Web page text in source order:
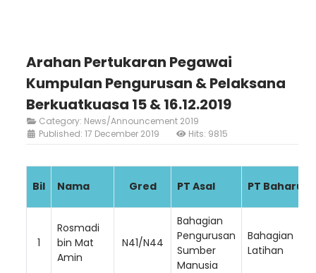
Arahan Pertukaran Pegawai
Kumpulan Pengurusan & Pelaksana
Berkuatkuasa 15 & 16.12.2019
Category: News/Announcement 2019
Published: 17 December 2019
Hits: 9815
Bil Nama Gred PT Asal PT Baharu
1
Rosmadi
bin Mat
Amin
N41/N44
Bahagian
Pengurusan
Sumber
Manusia
Bahagian
Latihan